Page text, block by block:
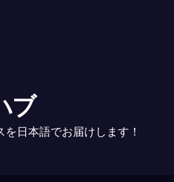
ブ
日本語でお届けします！